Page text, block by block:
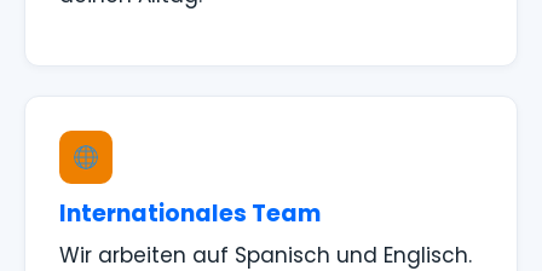
Internationales Team
Wir arbeiten auf Spanisch und Englisch.